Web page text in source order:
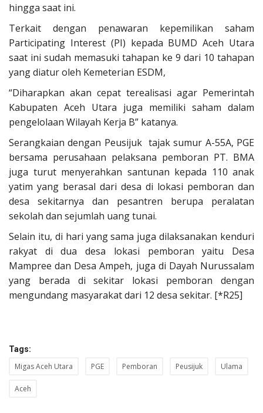
hingga saat ini.
Terkait dengan penawaran kepemilikan saham
Participating Interest (PI) kepada BUMD Aceh Utara
saat ini sudah memasuki tahapan ke 9 dari 10 tahapan
yang diatur oleh Kemeterian ESDM,
“Diharapkan akan cepat terealisasi agar Pemerintah
Kabupaten Aceh Utara juga memiliki saham dalam
pengelolaan Wilayah Kerja B” katanya.
Serangkaian dengan Peusijuk tajak sumur A-55A, PGE
bersama perusahaan pelaksana pemboran PT. BMA
juga turut menyerahkan santunan kepada 110 anak
yatim yang berasal dari desa di lokasi pemboran dan
desa sekitarnya dan pesantren berupa peralatan
sekolah dan sejumlah uang tunai.
Selain itu, di hari yang sama juga dilaksanakan kenduri
rakyat di dua desa lokasi pemboran yaitu Desa
Mampree dan Desa Ampeh, juga di Dayah Nurussalam
yang berada di sekitar lokasi pemboran dengan
mengundang masyarakat dari 12 desa sekitar. [*R25]
Tags:
Migas Aceh Utara PGE Pemboran Peusijuk Ulama
Aceh